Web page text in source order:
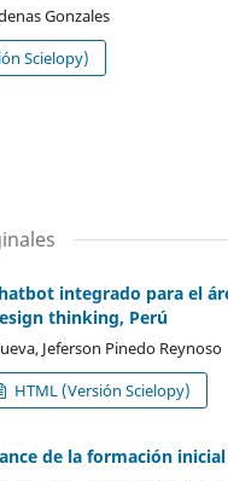
Gonzales
Scielopy)
integrado para el
thinking, Perú
Jeferson Pinedo Reynoso
HTML (Versión Scielopy)
de la formación